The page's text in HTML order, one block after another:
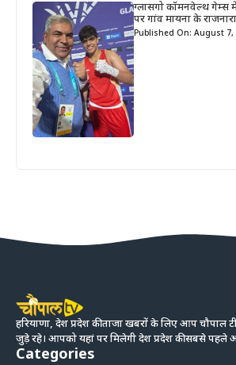
ग्लासगो कॉमनवेल्थ गेम्स में
पर गांव मायना के
Published On: August 7,
हरियाणा, देश प्रदेश की ताजा खबरों के लिए आप चौपाल
जुड़े रहे। आपको यहां पर मिलेगी देश प्रदेश की सबसे पहले
Categories